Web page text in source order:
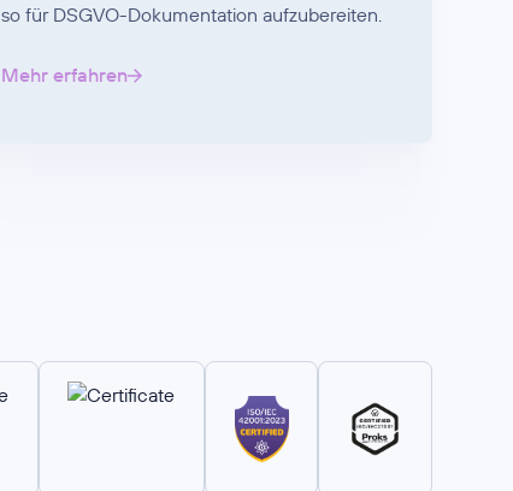
so für DSGVO-Dokumentation aufzubereiten.
Mehr erfahren